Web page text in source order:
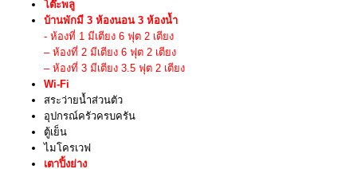
โต๊ะพลู
บ้านพักมี 3 ห้องนอน 3 ห้องน้ำ
- ห้องที่ 1 มีเตียง 6 ฟุต 2 เตียง
– ห้องที่ 2 มีเตียง 6 ฟุต 2 เตียง
– ห้องที่ 3 มีเตียง 3.5 ฟุต 2 เตียง
Wi-Fi
สระว่ายน้ำส่วนตัว
อุปกรณ์ครัวครบครัน
ตู้เย็น
ไมโครเวฟ
เตาปิ้งย่าง